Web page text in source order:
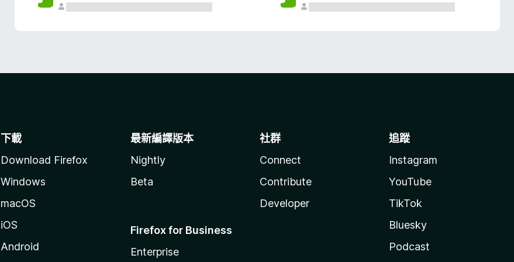
下載
Download Firefox
Windows
macOS
iOS
Android
最新編譯版本
Nightly
Beta
Firefox for Business
Enterprise
社群
Connect
Contribute
Developer
追蹤
Instagram
YouTube
TikTok
Bluesky
Podcast